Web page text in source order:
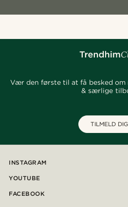
Vær den første til at få besked om
& særlige
TILMELD DIG
INSTAGRAM
YOUTUBE
FACEBOOK